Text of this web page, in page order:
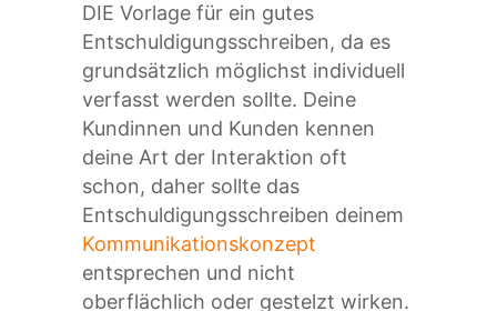
DIE Vorlage für ein gutes
Entschuldigungsschreiben, da es
grundsätzlich möglichst individuell
verfasst werden sollte. Deine
Kundinnen und Kunden kennen
deine Art der Interaktion oft
schon, daher sollte das
Entschuldigungsschreiben deinem
Kommunikationskonzept
entsprechen und nicht
oberflächlich oder gestelzt wirken.